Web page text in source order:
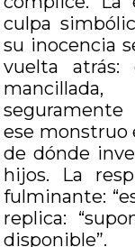
culpa
su inocencia
vuelta atrás:
ese monstruo
de dónde
hijos. La
fulminante:
replica: